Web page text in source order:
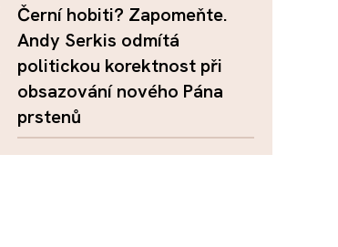
Černí hobiti? Zapomeňte.
Andy Serkis odmítá
politickou korektnost při
obsazování nového Pána
prstenů